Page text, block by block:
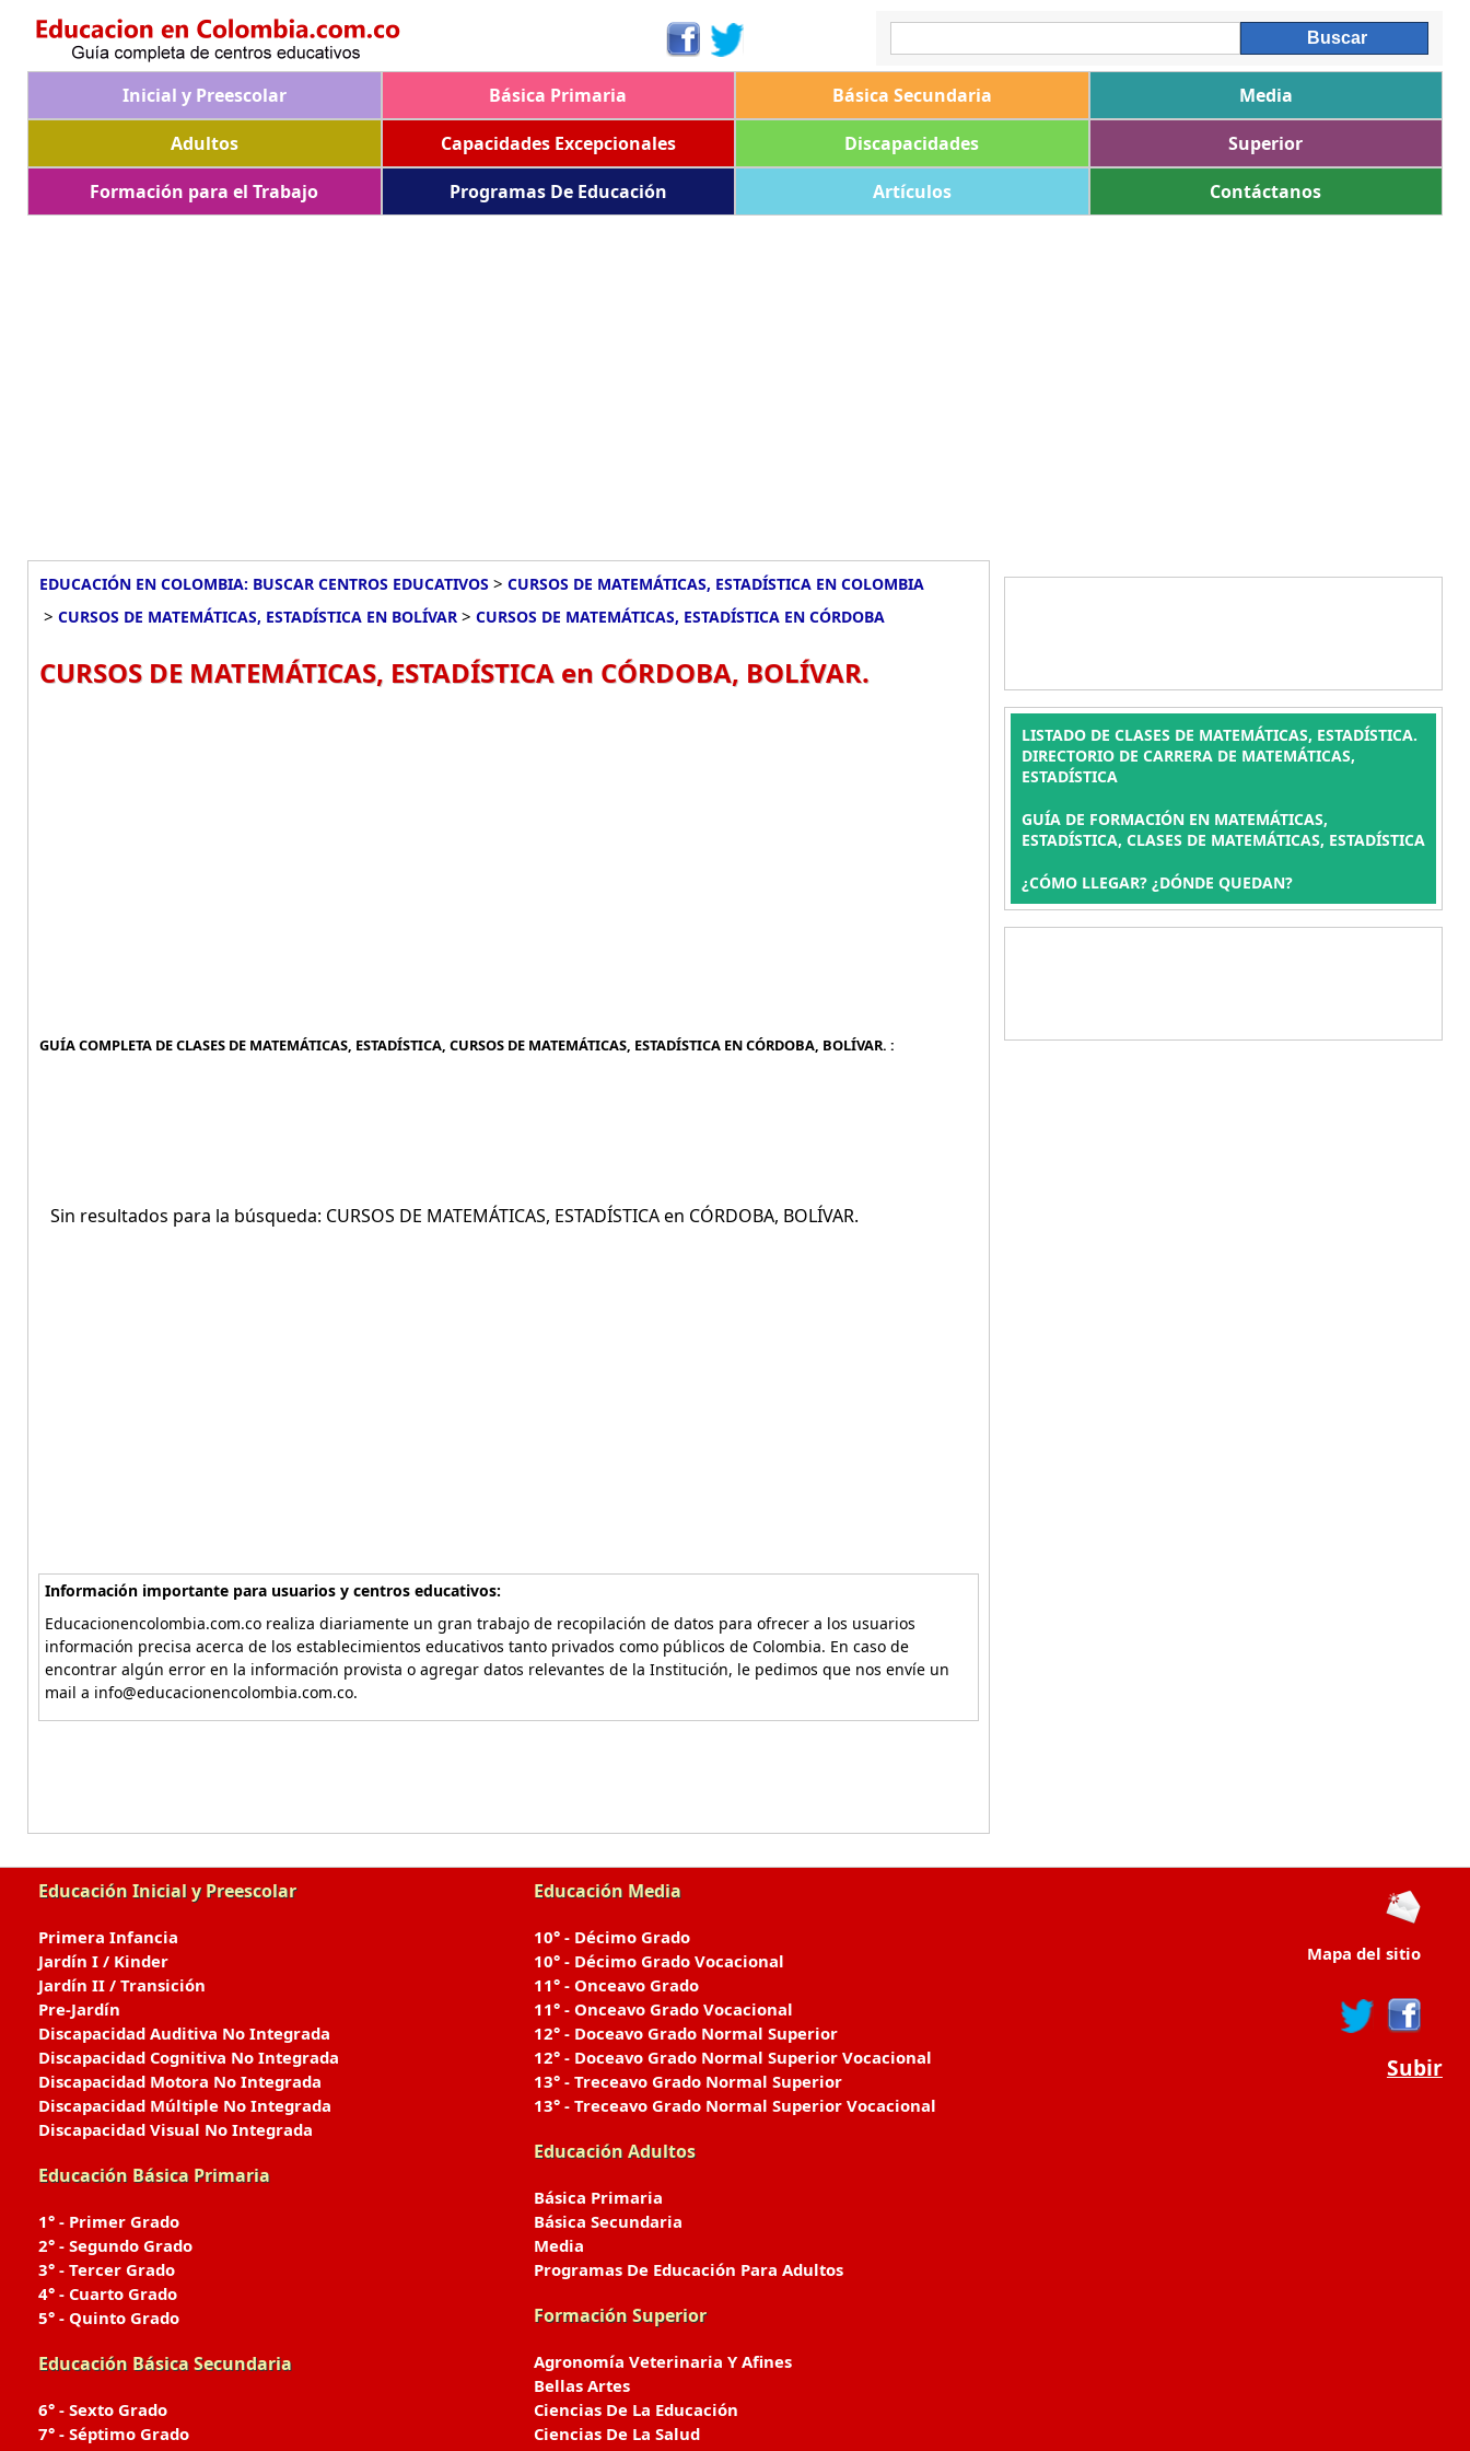
Inicial y Preescolar Básica Primaria Básica Secundaria
Media
Adultos
Capacidades Excepcionales Discapacidades
Superior
Formación para el Trabajo
Programas De Educación Artículos Contáctanos
EDUCACIÓN EN COLOMBIA: BUSCAR CENTROS EDUCATIVOS > CURSOS DE MATEMÁTICAS, ESTADÍSTICA EN COLOMBIA
> CURSOS DE MATEMÁTICAS, ESTADÍSTICA EN BOLÍVAR > CURSOS DE MATEMÁTICAS, ESTADÍSTICA EN CÓRDOBA
CURSOS DE MATEMÁTICAS, ESTADÍSTICA en CÓRDOBA, BOLÍVAR.
GUÍA COMPLETA DE CLASES DE MATEMÁTICAS, ESTADÍSTICA, CURSOS DE MATEMÁTICAS, ESTADÍSTICA EN CÓRDOBA, BOLÍVAR. :
Sin resultados para la búsqueda: CURSOS DE MATEMÁTICAS, ESTADÍSTICA en CÓRDOBA, BOLÍVAR.
Información importante para usuarios y centros educativos:
Educacionencolombia.com.co realiza diariamente un gran trabajo de recopilación de datos para ofrecer a los usuarios
información precisa acerca de los establecimientos educativos tanto privados como públicos de Colombia. En caso de
encontrar algún error en la información provista o agregar datos relevantes de la Institución, le pedimos que nos envíe un
mail a info@educacionencolombia.com.co.
LISTADO DE CLASES DE MATEMÁTICAS, ESTADÍSTICA.
DIRECTORIO DE CARRERA DE MATEMÁTICAS,
ESTADÍSTICA
GUÍA DE FORMACIÓN EN MATEMÁTICAS,
ESTADÍSTICA, CLASES DE MATEMÁTICAS, ESTADÍSTICA
¿CÓMO LLEGAR? ¿DÓNDE QUEDAN?
Educación Inicial y Preescolar
Primera Infancia
Jardín I / Kinder
Jardín II / Transición
Pre-Jardín
Discapacidad Auditiva No Integrada
Discapacidad Cognitiva No Integrada
Discapacidad Motora No Integrada
Discapacidad Múltiple No Integrada
Discapacidad Visual No Integrada
Educación Básica Primaria
1° - Primer Grado
2° - Segundo Grado
3° - Tercer Grado
4° - Cuarto Grado
5° - Quinto Grado
Educación Básica Secundaria
6° - Sexto Grado
7° - Séptimo Grado
Educación Media
10° - Décimo Grado
10° - Décimo Grado Vocacional
11° - Onceavo Grado
11° - Onceavo Grado Vocacional
12° - Doceavo Grado Normal Superior
12° - Doceavo Grado Normal Superior Vocacional
13° - Treceavo Grado Normal Superior
13° - Treceavo Grado Normal Superior Vocacional
Educación Adultos
Básica Primaria
Básica Secundaria
Media
Programas De Educación Para Adultos
Formación Superior
Agronomía Veterinaria Y Afines
Bellas Artes
Ciencias De La Educación
Ciencias De La Salud
Mapa del sitio
Subir